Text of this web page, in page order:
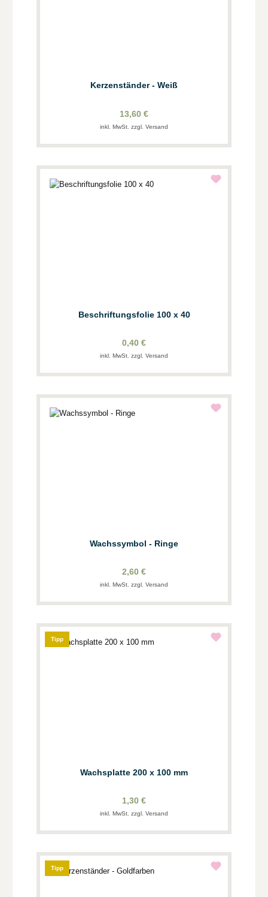
Kerzenständer - Weiß
13,60 €
inkl. MwSt. zzgl. Versand
Beschriftungsfolie 100 x 40
0,40 €
inkl. MwSt. zzgl. Versand
Wachssymbol - Ringe
2,60 €
inkl. MwSt. zzgl. Versand
Tipp
Wachsplatte 200 x 100 mm
1,30 €
inkl. MwSt. zzgl. Versand
Tipp